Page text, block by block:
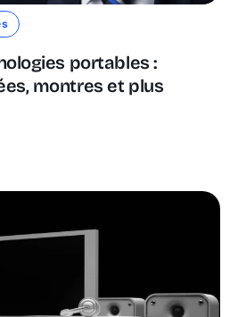
portables :
montres et plus